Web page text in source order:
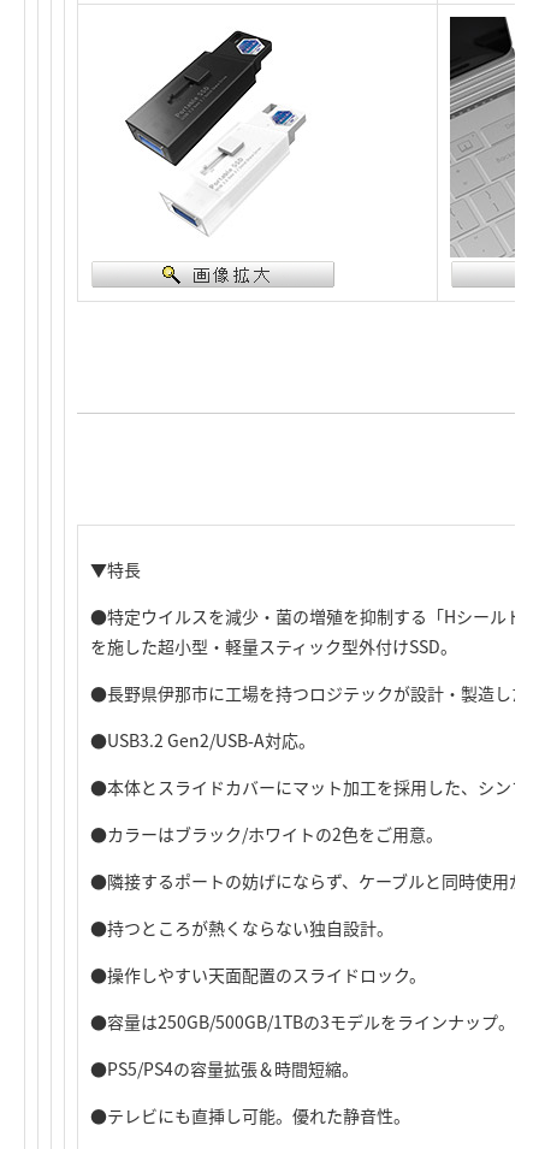
▼特長
●特定ウイルスを減少・菌の増殖を抑制する「Hシールド
を施した超小型・軽量スティック型外付けSSD。
●長野県伊那市に工場を持つロジテックが設計・製造した
●USB3.2 Gen2/USB-A対応。
●本体とスライドカバーにマット加工を採用した、シンプ
●カラーはブラック/ホワイトの2色をご用意。
●隣接するポートの妨げにならず、ケーブルと同時使用が
●持つところが熱くならない独自設計。
●操作しやすい天面配置のスライドロック。
●容量は250GB/500GB/1TBの3モデルをラインナップ。
●PS5/PS4の容量拡張＆時間短縮。
●テレビにも直挿し可能。優れた静音性。